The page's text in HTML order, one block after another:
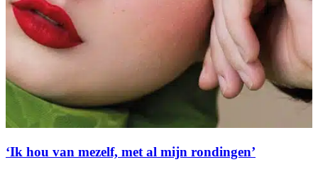
‘Ik hou van mezelf, met al mijn rondingen’